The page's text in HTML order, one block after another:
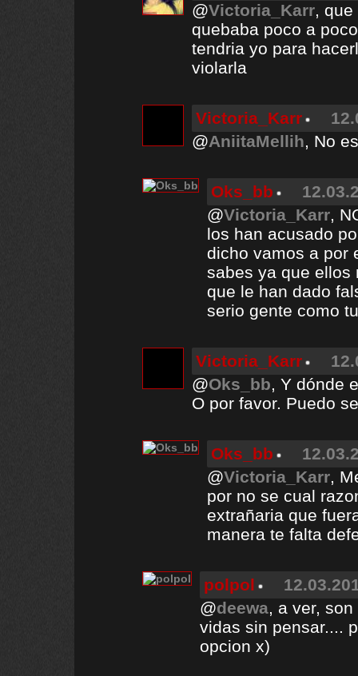
@Victoria_Karr,
quebaba poco a
tendria yo para
violarla
Victoria_Karr
@AniitaMellih, No
Oks_bb
@Victoria_Karr,
los han acusado
dicho vamos a por
sabes ya que ellos
que le han dado
serio gente como
Victoria_Karr
@Oks_bb, Y dónde
O por favor. Puedo
Oks_bb
@Victoria_Karr,
por no se cual
extrañaria que
manera te falta
polpol
@deewa, a ver,
vidas sin pensar....
opcion x)